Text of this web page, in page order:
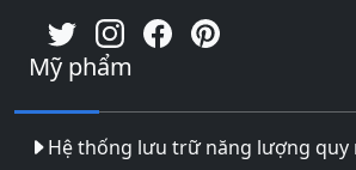
Mỹ phẩm
Hệ thống lưu trữ năng lượng quy